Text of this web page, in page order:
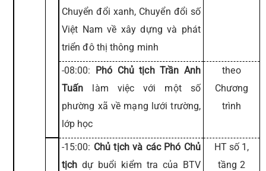
Chuyển đổi xanh, Chuyển đổi số
Việt Nam về xây dựng và phát
triển đô thị thông minh
-08:00: Phó Chủ tịch Trần Anh
Tuấn làm việc với một số
phường xã về mạng lưới trường,
lớp học
theo
Chương
trình
-15:00: Chủ tịch và các Phó Chủ
tịch dự buổi kiểm tra của BTV
HT số 1,
tầng 2